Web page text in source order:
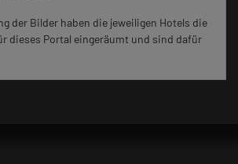
der Bilder haben die jeweiligen Hotels die
dieses Portal eingeräumt und sind dafür